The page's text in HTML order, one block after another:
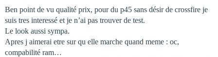
Ben point de vu qualité prix, pour du p45 sans désir de crossfire je
suis tres interessé et je n’ai pas trouver de test.
Le look aussi sympa.
Apres j aimerai etre sur qu elle marche quand meme : oc,
compabilité ram…